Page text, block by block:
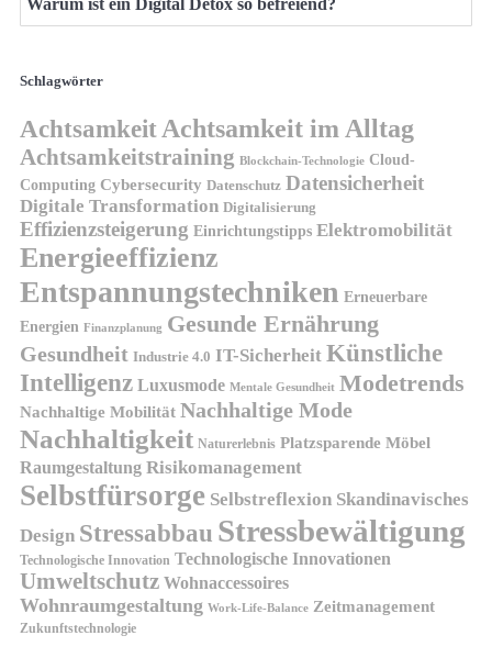
Warum ist ein Digital Detox so befreiend?
Schlagwörter
AchtsamkeitAchtsamkeit im Alltag
Achtsamkeitstraining Blockchain-Technologie Cloud-
Computing Cybersecurity Datenschutz Datensicherheit
Digitale Transformation Digitalisierung
Effizienzsteigerung Einrichtungstipps Elektromobilität
Energieeffizienz
Entspannungstechniken Erneuerbare
Energien Finanzplanung Gesunde Ernährung
Gesundheit Industrie 4.0 IT-Sicherheit Künstliche
Intelligenz Luxusmode Mentale Gesundheit Modetrends
Nachhaltige Mobilität Nachhaltige Mode
Nachhaltigkeit Naturerlebnis Platzsparende Möbel
Raumgestaltung Risikomanagement
Selbstfürsorge Selbstreflexion Skandinavisches
Design Stressabbau Stressbewältigung
Technologische Innovation Technologische Innovationen
Umweltschutz Wohnaccessoires
Wohnraumgestaltung Work-Life-Balance Zeitmanagement
Zukunftstechnologie